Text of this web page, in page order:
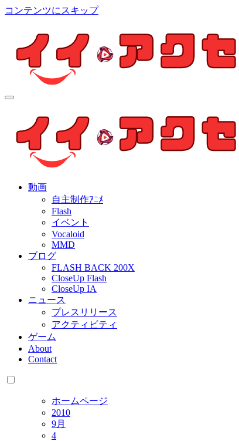
コンテンツにスキップ
個人制作アニメを中心とした動画紹介ブログ
動画
自主制作ｱﾆﾒ
Flash
イベント
Vocaloid
MMD
ブログ
FLASH BACK 200X
CloseUp Flash
CloseUp IA
ニュース
プレスリリース
アクティビティ
ゲーム
About
Contact
ホームページ
2010
9月
4